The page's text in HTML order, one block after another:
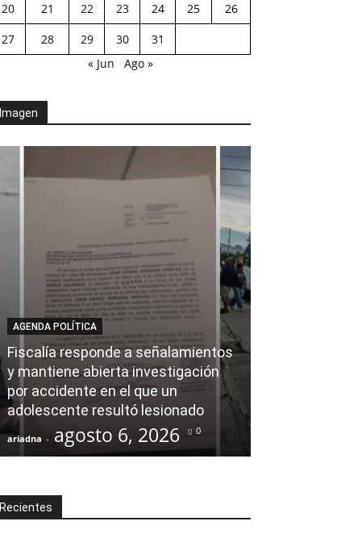
20
21 22 23 24 25
26
27
28 29 30
31
« Jun
Ago »
Imagen
AGENDA POLÍTICA
Fiscalía responde a señalamientos
y mantiene abierta investigación
por accidente en el que un
adolescente resultó lesionado
ariadna - agosto 6, 2026 0
Recientes